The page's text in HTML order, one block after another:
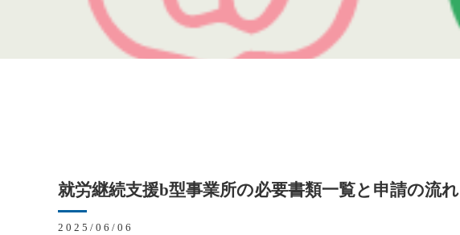
就労継続支援b型事業所の必要書類一覧と申請の流れ
2025/06/06